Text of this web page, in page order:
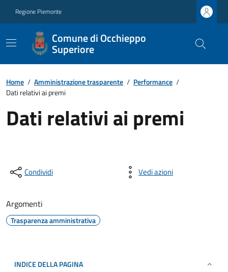
Regione Piemonte
Comune di Occhieppo
Superiore
Home / Amministrazione trasparente / Performance /
Dati relativi ai premi
Dati relativi ai premi
Condividi Vedi azioni
Argomenti
Trasparenza amministrativa
INDICE DELLA PAGINA